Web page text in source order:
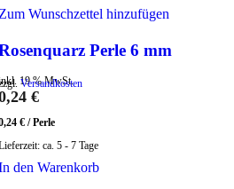
Wunschzettel hinzufügen
Perle 6 mm
19 % MwSt.
Versandkosten
€
€ /Perle
ca. 5 - 7 Tage
den Warenkorb